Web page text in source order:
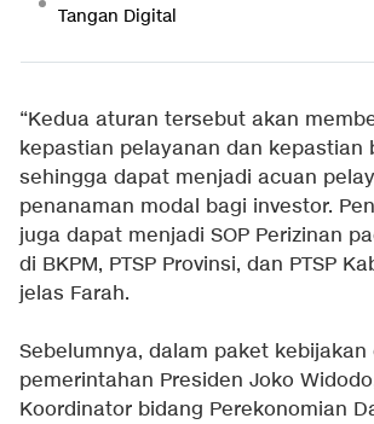
Tangan Digital
“Kedua aturan tersebut akan
kepastian pelayanan dan kepastian
sehingga dapat menjadi acuan
penanaman modal bagi investor.
juga dapat menjadi SOP Perizinan
di BKPM, PTSP Provinsi, dan PTSP
jelas Farah.
Sebelumnya, dalam paket kebijakan
pemerintahan Presiden Joko
Koordinator bidang Perekonomian